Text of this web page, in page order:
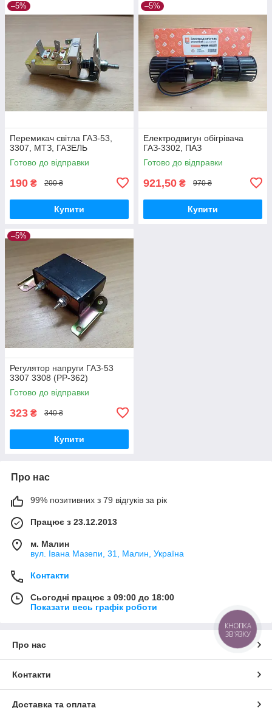
–5%
Перемикач світла ГАЗ-53,
3307, МТЗ, ГАЗЕЛЬ
Готово до відправки
190 ₴ 200 ₴
Купити
–5%
Електродвигун обігрівача
ГАЗ-3302, ПАЗ
Готово до відправки
921,50 ₴ 970 ₴
Купити
–5%
Регулятор напруги ГАЗ-53
3307 3308 (РР-362)
Готово до відправки
323 ₴ 340 ₴
Купити
Про нас
99% позитивних з 79 відгуків за рік
Працює з 23.12.2013
м. Малин
вул. Івана Мазепи, 31, Малин, Україна
Контакти
Сьогодні працює з 09:00 до 18:00
Показати весь графік роботи
Про нас
Контакти
Доставка та оплата
КНОПКА
ЗВ'ЯЗКУ